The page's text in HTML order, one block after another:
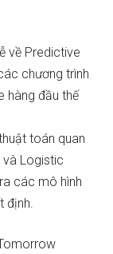
về Predictive
chương trình
hàng đầu thế
toán quan
và Logistic
các mô hình
định.